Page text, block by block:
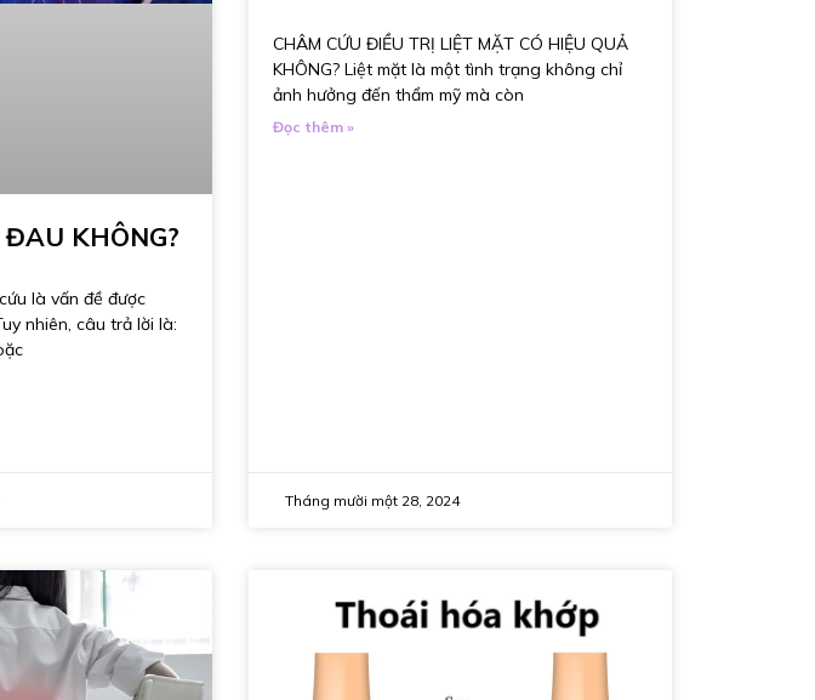
KHÔNG?
là vấn đề được
nhiên, câu trả lời là:
CHÂM CỨU ĐIỀU TRỊ LIỆT MẶT CÓ HIỆU QUẢ
KHÔNG? Liệt mặt là một tình trạng không chỉ
ảnh hưởng đến thẩm mỹ mà còn
Đọc thêm »
Tháng mười một 28, 2024